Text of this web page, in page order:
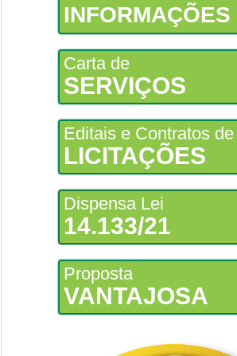
INFORMAÇÕES
Carta de
SERVIÇOS
Editais e Contratos de
LICITAÇÕES
Dispensa Lei
14.133/21
Proposta
VANTAJOSA